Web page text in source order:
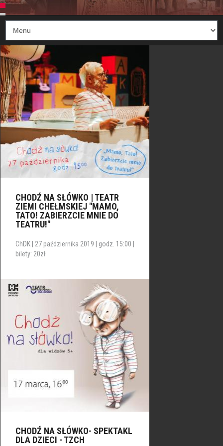
CHODŹ NA SŁÓWKO | TEATR
ZIEMI CHEŁMSKIEJ "MAMO,
TATO! ZABIERZCIE MNIE DO
TEATRU!"
ChDK | 27 października 2019 | godz. 15:00 |
bilety: 20zł
CHODŹ NA SŁÓWKO- SPEKTAKL
DLA DZIECI - TZCH